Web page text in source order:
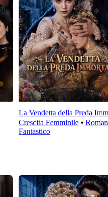
La Vendetta della Preda
Crescita Femminile⦁
Fantastico